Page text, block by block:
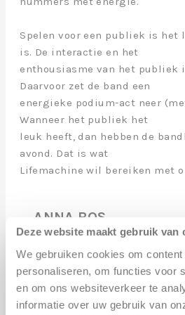
Deze website maakt gebruik van
We gebruiken cookies om
personaliseren, om functies voor
en om ons websiteverkeer te
informatie over uw gebruik van
Spelen voor een publiek is het
is. De interactie en het
enthousiasme van het publiek
Daarvoor zet de band een
energieke podium-act neer
Wanneer het publiek het
leuk heeft, dan hebben de
avond. Dat is wat
Lifemachine wil bereiken met
ANNA BOS
“Mijn naam is Anna Bos, een
vierentwintigjarige vrouw,
in Almere. Al zolang ik me kan
schrijf ik verschillende teksten